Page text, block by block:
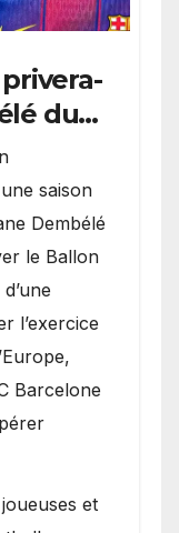
du
saison
Dembélé
le Ballon
l’exercice
Barcelone
et